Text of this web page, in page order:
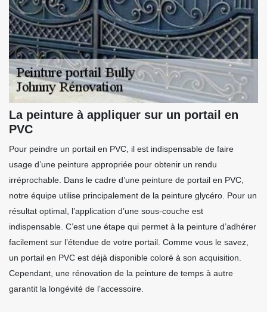
La peinture à appliquer sur un portail en
PVC
Pour peindre un portail en PVC, il est indispensable de faire
usage d’une peinture appropriée pour obtenir un rendu
irréprochable. Dans le cadre d’une peinture de portail en PVC,
notre équipe utilise principalement de la peinture glycéro. Pour un
résultat optimal, l’application d’une sous-couche est
indispensable. C’est une étape qui permet à la peinture d’adhérer
facilement sur l’étendue de votre portail. Comme vous le savez,
un portail en PVC est déjà disponible coloré à son acquisition.
Cependant, une rénovation de la peinture de temps à autre
garantit la longévité de l’accessoire.